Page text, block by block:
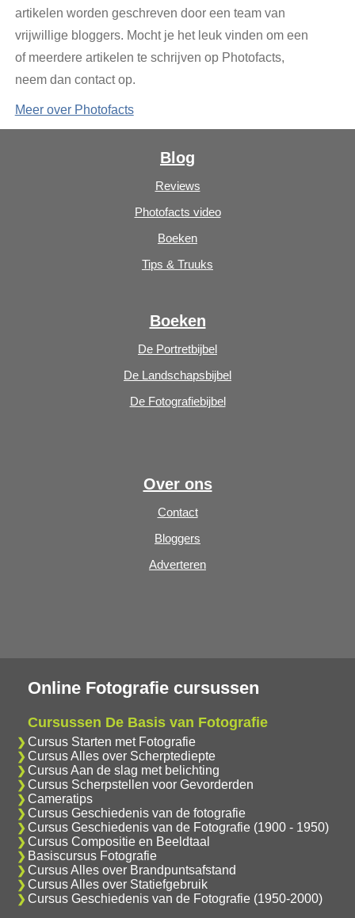
artikelen worden geschreven door een team van
vrijwillige bloggers. Mocht je het leuk vinden om een
of meerdere artikelen te schrijven op Photofacts,
neem dan contact op.
Meer over Photofacts
Blog
Reviews
Photofacts video
Boeken
Tips & Truuks
Boeken
De Portretbijbel
De Landschapsbijbel
De Fotografiebijbel
Over ons
Contact
Bloggers
Adverteren
Online Fotografie cursussen
Cursussen De Basis van Fotografie
Cursus Starten met Fotografie
Cursus Alles over Scherptediepte
Cursus Aan de slag met belichting
Cursus Scherpstellen voor Gevorderden
Cameratips
Cursus Geschiedenis van de fotografie
Cursus Geschiedenis van de Fotografie (1900 - 1950)
Cursus Compositie en Beeldtaal
Basiscursus Fotografie
Cursus Alles over Brandpuntsafstand
Cursus Alles over Statiefgebruik
Cursus Geschiedenis van de Fotografie (1950-2000)